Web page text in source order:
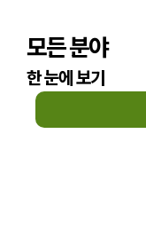
모든 분야
한 눈에 보기